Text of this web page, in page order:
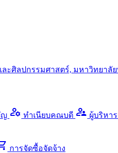
ะศิลปกรรมศาสตร์, มหาวิทยาลัย
ญ manage_accounts ทำเนียบคณบดี supervisor_account ผู้บริหา
การจัดซื้อจัดจ้าง